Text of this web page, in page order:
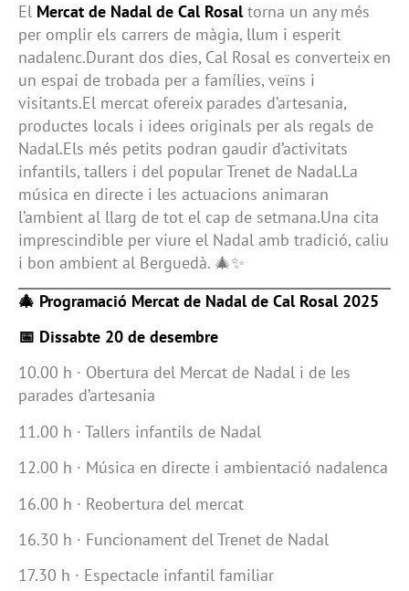
El Mercat de Nadal de Cal Rosaltorna un any més
per omplir els carrers de màgia, llum i esperit
nadalenc.Durant dos dies, Cal Rosal es converteix en
un espai de trobada per a famílies, veïns i
visitants.El mercat ofereix parades d’artesania,
productes locals i idees originals per als regals de
Nadal.Els més petits podran gaudir d’activitats
infantils, tallers i del popular Trenet de Nadal.La
música en directe i les actuacions animaran
l’ambient al llarg de tot el cap de setmana.Una cita
imprescindible per viure el Nadal amb tradició, caliu
i bon ambient al Berguedà. 🎄✨
🎄 Programació Mercat de Nadal de Cal Rosal 2025
📅 Dissabte 20 de desembre
10.00 h · Obertura del Mercat de Nadal i de les
parades d’artesania
11.00 h · Tallers infantils de Nadal
12.00 h · Música en directe i ambientació nadalenca
16.00 h · Reobertura del mercat
16.30 h · Funcionament del Trenet de Nadal
17.30 h · Espectacle infantil familiar